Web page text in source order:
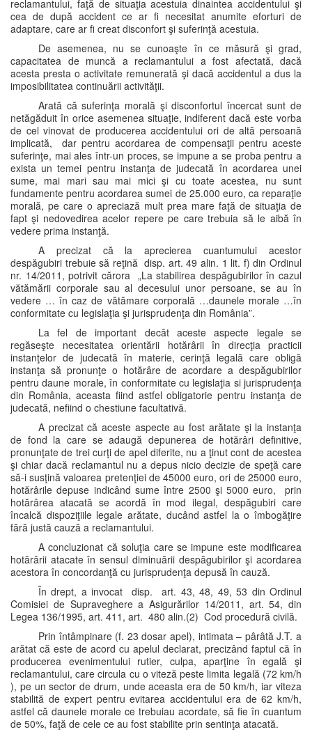
reclamantului, faţă de situaţia acestuia dinaintea accidentului şi
cea de după accident ce ar fi necesitat anumite eforturi de
adaptare, care ar fi creat disconfort şi suferinţă acestuia.
De asemenea, nu se cunoaşte în ce măsură şi grad,
capacitatea de muncă a reclamantului a fost afectată, dacă
acesta presta o activitate remunerată şi dacă accidentul a dus la
imposibilitatea continuării activităţii.
Arată că suferinţa morală şi disconfortul încercat sunt de
netăgăduit în orice asemenea situaţie, indiferent dacă este vorba
de cel vinovat de producerea accidentului ori de altă persoană
implicată, dar pentru acordarea de compensaţii pentru aceste
suferinţe, mai ales într-un proces, se impune a se proba pentru a
exista un temei pentru instanţa de judecată în acordarea unei
sume, mai mari sau mai mici şi cu toate acestea, nu sunt
fundamente pentru acordarea sumei de 25.000 euro, ca reparaţie
morală, pe care o apreciază mult prea mare faţă de situaţia de
fapt şi nedovedirea acelor repere pe care trebuia să le aibă în
vedere prima instanţă.
A precizat că la aprecierea cuantumului acestor
despăgubiri trebuie să reţină disp. art. 49 alin. 1 lit. f) din Ordinul
nr. 14/2011, potrivit cărora „La stabilirea despăgubirilor în cazul
vătămării corporale sau al decesului unor persoane, se au în
vedere … în caz de vătămare corporală …daunele morale …în
conformitate cu legislaţia şi jurisprudenţa din România”.
La fel de important decât aceste aspecte legale se
regăseşte necesitatea orientării hotărârii în direcţia practicii
instanţelor de judecată în materie, cerinţă legală care obligă
instanţa să pronunţe o hotărâre de acordare a despăgubirilor
pentru daune morale, în conformitate cu legislaţia si jurisprudenţa
din România, aceasta fiind astfel obligatorie pentru instanţa de
judecată, nefiind o chestiune facultativă.
A precizat că aceste aspecte au fost arătate şi la instanţa
de fond la care se adaugă depunerea de hotărâri definitive,
pronunţate de trei curţi de apel diferite, nu a ţinut cont de acestea
şi chiar dacă reclamantul nu a depus nicio decizie de speţă care
să-i susţină valoarea pretenţiei de 45000 euro, ori de 25000 euro,
hotărârile depuse indicând sume între 2500 şi 5000 euro, prin
hotărârea atacată se acordă în mod ilegal, despăgubiri care
încalcă dispoziţiile legale arătate, ducând astfel la o îmbogăţire
fără justă cauză a reclamantului.
A concluzionat că soluţia care se impune este modificarea
hotărârii atacate în sensul diminuării despăgubirilor şi acordarea
acestora în concordanţă cu jurisprudenţa depusă în cauză.
În drept, a invocat disp. art. 43, 48, 49, 53 din Ordinul
Comisiei de Supraveghere a Asigurărilor 14/2011, art. 54, din
Legea 136/1995, art. 411, art. 480 alin.(2) Cod procedură civilă.
Prin întâmpinare (f. 23 dosar apel), intimata – pârâtă J.T. a
arătat că este de acord cu apelul declarat, precizând faptul că în
producerea evenimentului rutier, culpa, aparţine în egală şi
reclamantului, care circula cu o viteză peste limita legală (72 km/h
), pe un sector de drum, unde aceasta era de 50 km/h, iar viteza
stabilită de expert pentru evitarea accidentului era de 62 km/h,
astfel că daunele morale ce trebuiau acordate, să fie în cuantum
de 50%, faţă de cele ce au fost stabilite prin sentinţa atacată.